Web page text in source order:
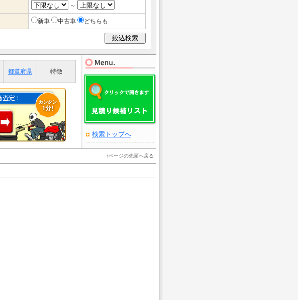
～
新車 中古車 どちらも
都道府県 特徴
検索トップへ
↑ページの先頭へ戻る